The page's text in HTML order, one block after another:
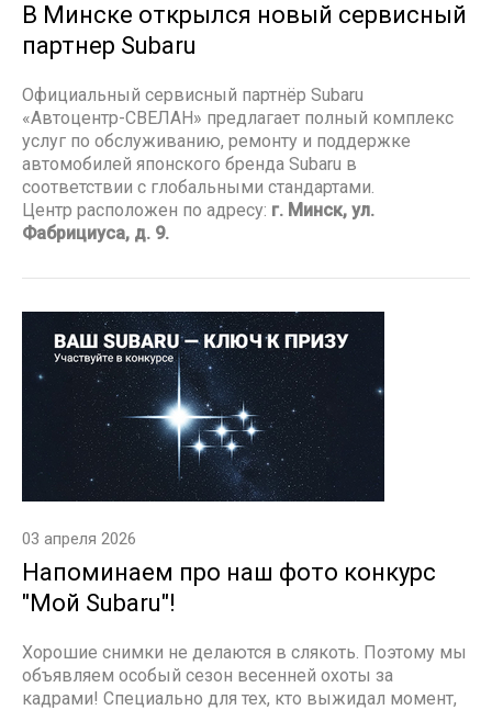
В Минске открылся новый сервисный
партнер Subaru
Официальный сервисный партнёр Subaru
«Автоцентр-СВЕЛАН» предлагает полный комплекс
услуг по обслуживанию, ремонту и поддержке
автомобилей японского бренда Subaru в
соответствии с глобальными стандартами.
Центр расположен по адресу: г. Минск, ул.
Фабрициуса, д. 9.
03 апреля 2026
Напоминаем про наш фото конкурс
"Мой Subaru"!
Хорошие снимки не делаются в слякоть. Поэтому мы
объявляем особый сезон весенней охоты за
кадрами! Специально для тех, кто выжидал момент,